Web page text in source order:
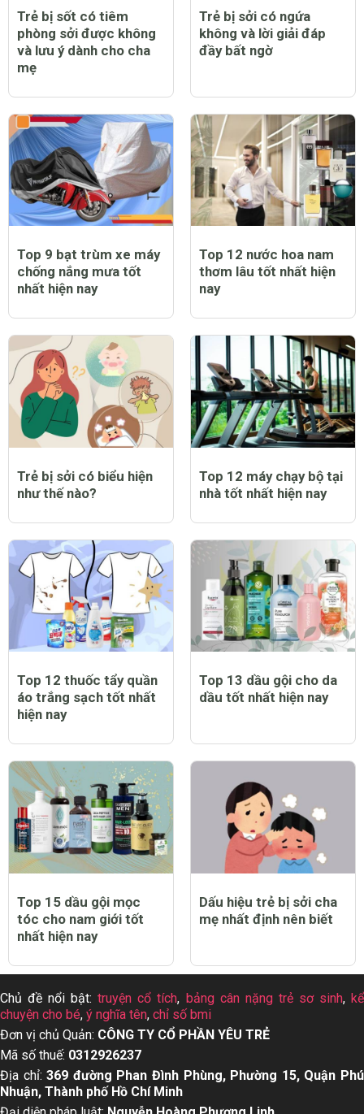
Trẻ bị sốt có tiêm
phòng sởi được không
và lưu ý dành cho cha
mẹ
Trẻ bị sởi có ngứa
không và lời giải đáp
đầy bất ngờ
Top 9 bạt trùm xe máy
chống nắng mưa tốt
nhất hiện nay
Top 12 nước hoa nam
thơm lâu tốt nhất hiện
nay
Trẻ bị sởi có biểu hiện
như thế nào?
Top 12 máy chạy bộ tại
nhà tốt nhất hiện nay
Top 12 thuốc tẩy quần
áo trắng sạch tốt nhất
hiện nay
Top 13 dầu gội cho da
dầu tốt nhất hiện nay
Top 15 dầu gội mọc
tóc cho nam giới tốt
nhất hiện nay
Dấu hiệu trẻ bị sởi cha
mẹ nhất định nên biết
Chủ đề nổi bật:truyện cổ tích, bảng cân nặng trẻ sơ sinh,kể
chuyện cho bé, ý nghĩa tên, chỉ số bmi
Đơn vị chủ Quản: CÔNG TY CỔ PHẦN YÊU TRẺ
Mã số thuế: 0312926237
Địa chỉ:369 đường Phan Đình Phùng, Phường 15, Quận Phú
Nhuận, Thành phố Hồ Chí Minh